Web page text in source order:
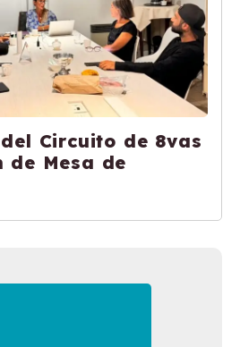
Circuito de 8vas
de Mesa de